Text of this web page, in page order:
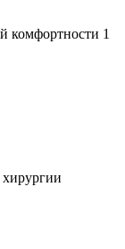
комфортности 1